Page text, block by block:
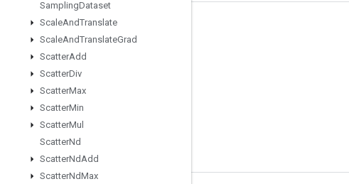
SamplingDataset
ScaleAndTranslate
ScaleAndTranslateGrad
ScatterAdd
ScatterDiv
ScatterMax
ScatterMin
ScatterMul
ScatterNd
ScatterNdAdd
ScatterNdMax
เชื่อมต่อเสมอ
บล็อก
ฟอรัม
Twitter
YouTube